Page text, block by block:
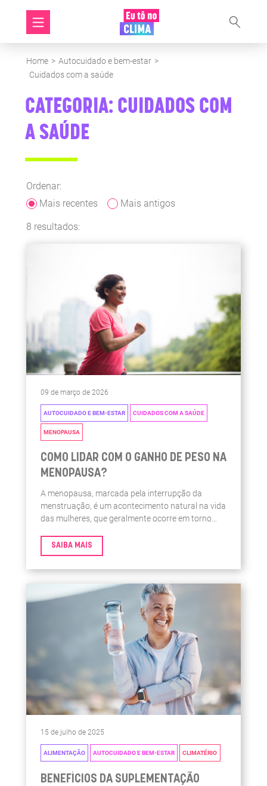
Home > Autocuidado e bem-estar >
Cuidados com a saúde
CATEGORIA: CUIDADOS COM
A SAÚDE
8 resultados:
Ordenar:
Mais recentes
Mais antigos
09 de março de 2026
AUTOCUIDADO E BEM-ESTAR CUIDADOS COM A SAÚDE
MENOPAUSA
COMO LIDAR COM O GANHO DE PESO NA
MENOPAUSA?
A menopausa, marcada pela interrupção da
menstruação, é um acontecimento natural na vida
das mulheres, que geralmente ocorre em torno
muitas, esse período é acompanhado por desafios
que vão além das manifestações hormonais
típicas.
SAIBA MAIS
15 de julho de 2025
ALIMENTAÇÃO AUTOCUIDADO E BEM-ESTAR CLIMATÉRIO
BENEFÍCIOS DA SUPLEMENTAÇÃO